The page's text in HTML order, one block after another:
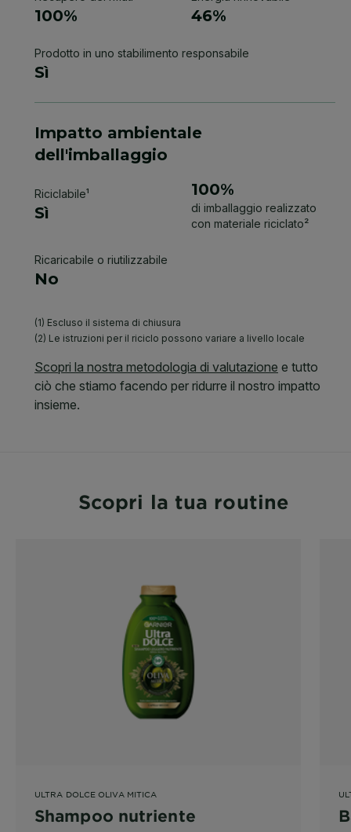
Scopri la tua routine
ULTRA DOLCE OLIVA MITICA
Shampoo nutriente